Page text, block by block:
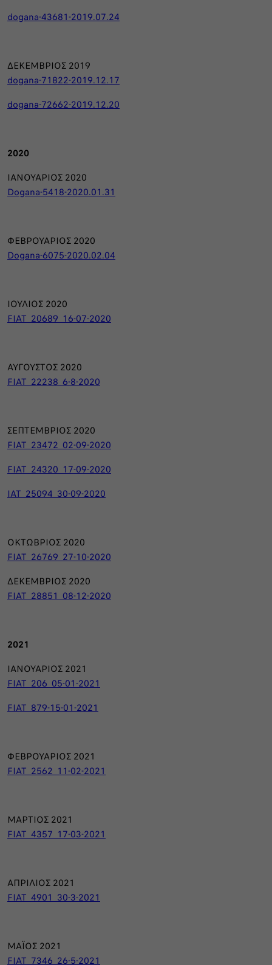
dogana-43681-2019.07.24
ΔΕΚΕΜΒΡΙΟΣ 2019
dogana-71822-2019.12.17
dogana-72662-2019.12.20
2020
ΙΑΝΟΥΑΡΙΟΣ 2020
Dogana-5418-2020.01.31
ΦΕΒΡΟΥΑΡΙΟΣ 2020
Dogana-6075-2020.02.04
ΙΟΥΛΙΟΣ 2020
FIAT_20689_16-07-2020
ΑΥΓΟΥΣΤΟΣ 2020
FIAT_22238_6-8-2020
ΣΕΠΤΕΜΒΡΙΟΣ 2020
FIAT_23472_02-09-2020
FIAT_24320_17-09-2020
IAT_25094_30-09-2020
ΟΚΤΩΒΡΙΟΣ 2020
FIAT_26769_27-10-2020
ΔΕΚΕΜΒΡΙΟΣ 2020
FIAT_28851_08-12-2020
2021
ΙΑΝΟΥΑΡΙΟΣ 2021
FIAT_206_05-01-2021
FIAT_879-15-01-2021
ΦΕΒΡΟΥΑΡΙΟΣ 2021
FIAT_2562_11-02-2021
ΜΑΡΤΙΟΣ 2021
FIAT_4357_17-03-2021
ΑΠΡΙΛΙΟΣ 2021
FIAT_4901_30-3-2021
ΜΑΪΟΣ 2021
FIAT_7346_26-5-2021